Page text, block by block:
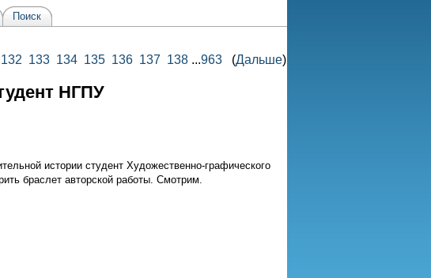
Поиск
132 133 134 135 136 137 138...963(Дальше)
НГПУ
истории студент Художественно-графического
браслет авторской работы. Смотрим.